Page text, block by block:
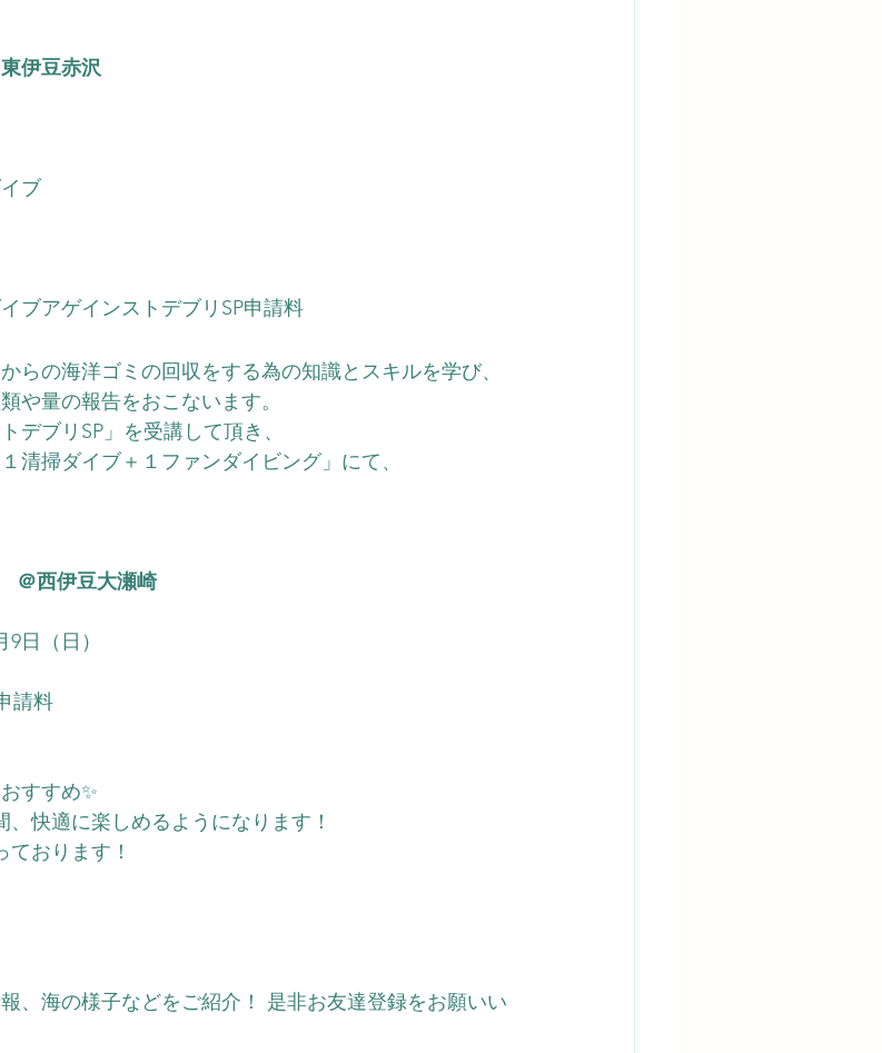
伊豆赤沢
ブ
ブアゲインストデブリSP申請料
らの海洋ゴミの回収をする為の知識とスキルを学び、
や量の報告をおこないます。
デブリSP」を受講して頂き、
清掃ダイブ＋１ファンダイビング」にて、
＠西伊豆大瀬崎
日（日）
請料
すすめ✨
快適に楽しめるようになります！
おります！
、海の様子などをご紹介！ 是非お友達登録をお願いい